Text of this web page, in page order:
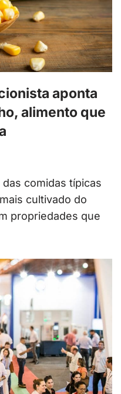
aponta
alimento que
comidas típicas
cultivado do
propriedades que